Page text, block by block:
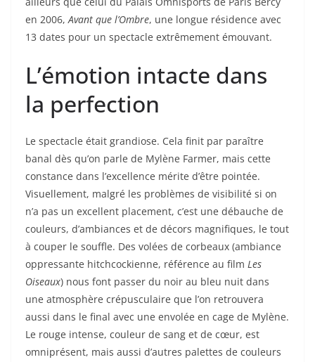
en 2006,Avant que l’Ombre, une longue résidence avec
13 dates pour un spectacle extrêmement émouvant.
L’émotion intacte dans
la perfection
Le spectacle était grandiose. Cela finit par paraître
banal dès qu’on parle de Mylène Farmer, mais cette
constance dans l’excellence mérite d’être pointée.
Visuellement, malgré les problèmes de visibilité si on
n’a pas un excellent placement, c’est une débauche de
couleurs, d’ambiances et de décors magnifiques, le tout
à couper le souffle. Des volées de corbeaux (ambiance
oppressante hitchcockienne, référence au film Les
Oiseaux) nous font passer du noir au bleu nuit dans
une atmosphère crépusculaire que l’on retrouvera
aussi dans le final avec une envolée en cage de Mylène.
Le rouge intense, couleur de sang et de cœur, est
omniprésent, mais aussi d’autres palettes de couleurs